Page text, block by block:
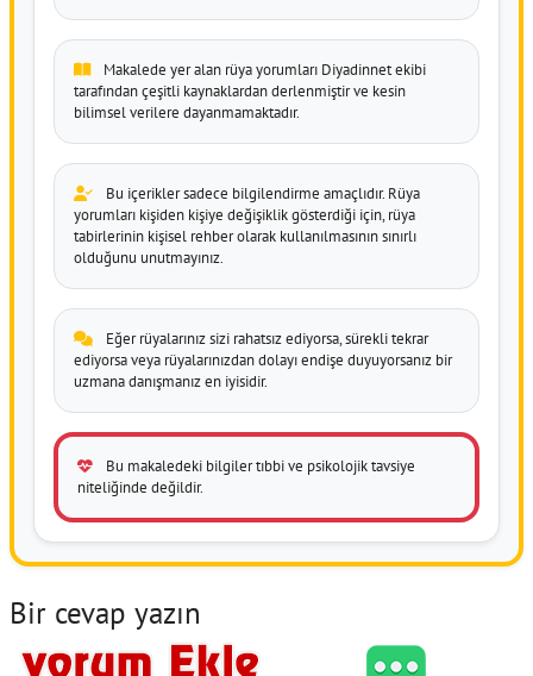
Makalede yer alan rüya yorumları Diyadinnet ekibi
tarafından çeşitli kaynaklardan derlenmiştir ve kesin
bilimsel verilere dayanmamaktadır.
Bu içerikler sadece bilgilendirme amaçlıdır. Rüya
yorumları kişiden kişiye değişiklik gösterdiği için, rüya
tabirlerinin kişisel rehber olarak kullanılmasının sınırlı
olduğunu unutmayınız.
Eğer rüyalarınız sizi rahatsız ediyorsa, sürekli tekrar
ediyorsa veya rüyalarınızdan dolayı endişe duyuyorsanız bir
uzmana danışmanız en iyisidir.
Bu makaledeki bilgiler tıbbi ve psikolojik tavsiye
niteliğinde değildir.
Bir cevap yazın